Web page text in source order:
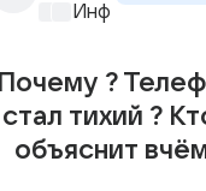
Почему ?
стал тихий ?
объяснит